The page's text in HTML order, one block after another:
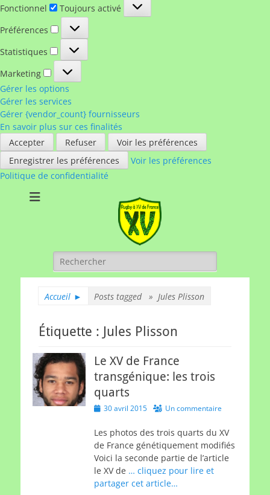
Fonctionnel
Toujours activé
Préférences
Statistiques
Marketing
Gérer les options
Gérer les services
Gérer {vendor_count} fournisseurs
En savoir plus sur ces finalités
Accepter
Refuser
Voir les préférences
Enregistrer les préférences
Voir les préférences
Politique de confidentialité
Rugby à XV de
Rechercher :
Accueil ► Posts tagged » Jules Plisson
Étiquette : Jules Plisson
Le XV de France
transgénique: les trois
quarts
Posted
30 avril 2015 Un commentaire
Les photos des trois quarts du XV
de France génétiquement modifiés
Voici la seconde partie de l’article
le XV de … cliquez pour lire et
partager cet article…